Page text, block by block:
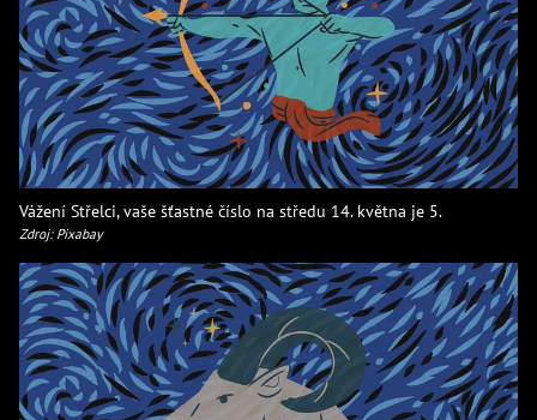
Vážení Střelci, vaše šťastné číslo na středu 14. května je 5.
Zdroj: Pixabay